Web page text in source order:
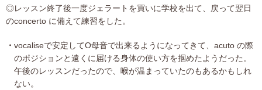
◎レッスン終了後一度ジェラートを買いに学校を出て、戻って翌日
のconcerto に備えて練習をした。
vocaliseで安定してO母音で出来るようになってきて、acuto の際
のポジションと遠くに届ける身体の使い方を掴めたようだった。
午後のレッスンだったので、喉が温まっていたのもあるかもしれ
ない。